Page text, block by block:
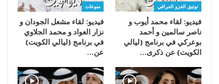
توثيق الغزو العراقي
فيديو: لقاء محمد أيوب و
ناصر سالمين و أحمد
بوعركي في برنامج (ليالي
الكويت) عن ذكرى…
منوعات
فيديو: لقاء مشعل الجودان و
نزار العواد و محمد الجلاوي
في برنامج (ليالي الكويت)
عن…